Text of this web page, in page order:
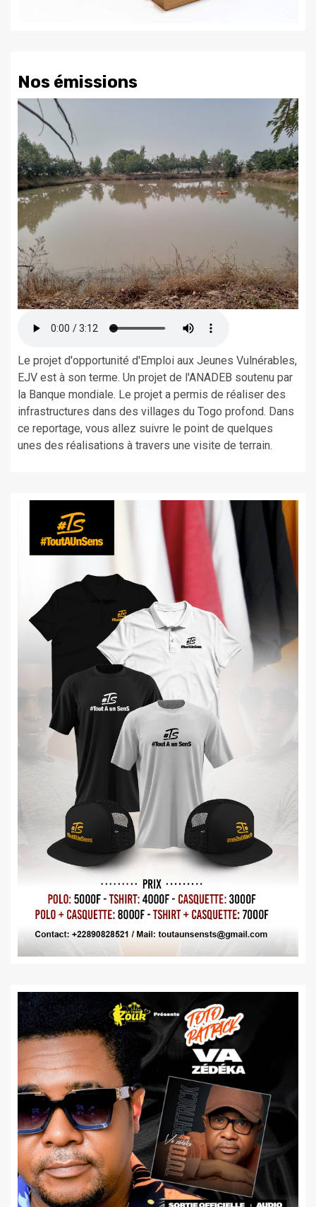
Nos émissions
Le projet d'opportunité d'Emploi aux Jeunes Vulnérables,
EJV est à son terme. Un projet de l'ANADEB soutenu par
la Banque mondiale. Le projet a permis de réaliser des
infrastructures dans des villages du Togo profond. Dans
ce reportage, vous allez suivre le point de quelques
unes des réalisations à travers une visite de terrain.